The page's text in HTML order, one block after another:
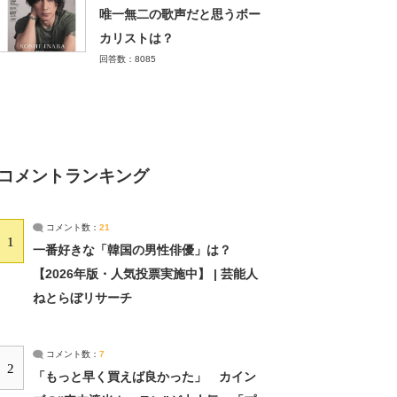
唯一無二の歌声だと思うボー
カリストは？
回答数：8085
コメントランキング
1
コメント数： 21
一番好きな「韓国の男性俳優」は？
【2026年版・人気投票実施中】 | 芸能人
ねとらぼリサーチ
2
コメント数： 7
「もっと早く買えば良かった」 カイン